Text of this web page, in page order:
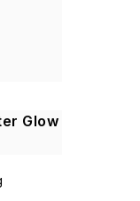
Glow